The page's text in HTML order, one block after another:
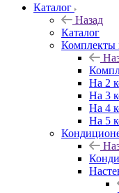
Каталог
Назад
Каталог
Комплекты
На 2
На 3
На 4
На 5